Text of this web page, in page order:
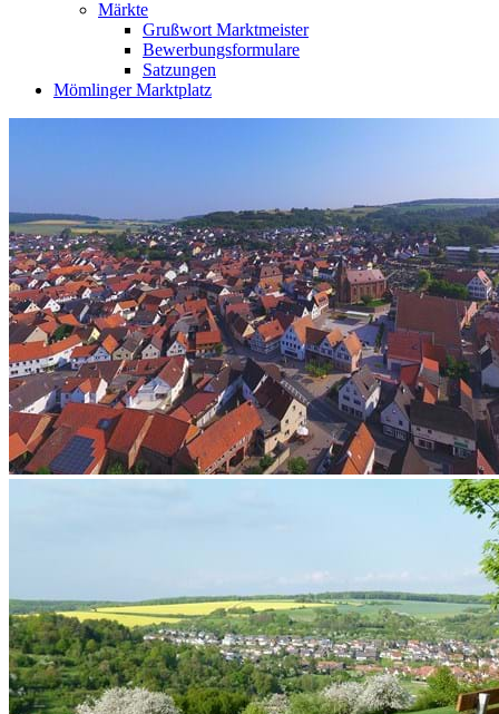
Märkte
Grußwort Marktmeister
Bewerbungsformulare
Satzungen
Mömlinger Marktplatz